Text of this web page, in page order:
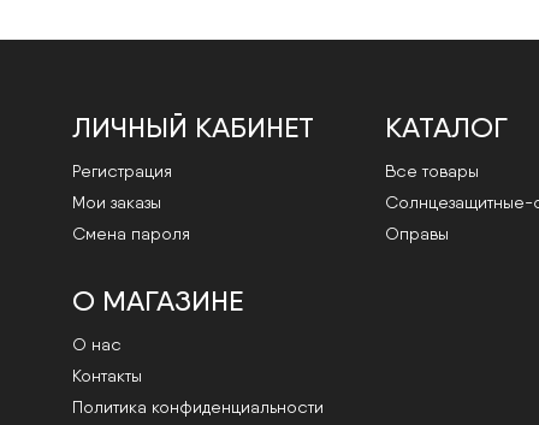
ЛИЧНЫЙ КАБИНЕТ
Регистрация
Мои заказы
Смена пароля
КАТАЛОГ
Все товары
Cолнцезащитные-
Оправы
О МАГАЗИНЕ
О нас
Контакты
Политика конфиденциальности